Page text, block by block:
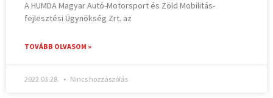
A HUMDA Magyar Autó-Motorsport és Zöld Mobilitás-
fejlesztési Ügynökség Zrt. az
TOVÁBB OLVASOM »
2022.03.28. Nincs hozzászólás